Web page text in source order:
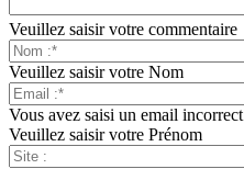
Veuillez saisir votre commentaire
Veuillez saisir votre Nom
Vous avez saisi un email incorrect
Veuillez saisir votre Prénom